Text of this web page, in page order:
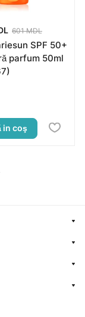
601 MDL
SPF 50+
parfum 50ml
in coş